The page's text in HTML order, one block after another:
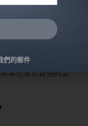
的是以強暴——也就
都算是以強暴行為
罪也會比普通的公
們的郵件